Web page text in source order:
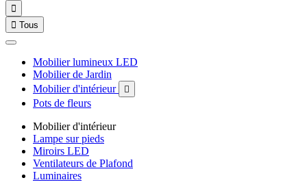

 Tous
Mobilier lumineux LED
Mobilier de Jardin
Mobilier d'intérieur

Pots de fleurs
Mobilier d'intérieur
Lampe sur pieds
Miroirs LED
Ventilateurs de Plafond
Luminaires